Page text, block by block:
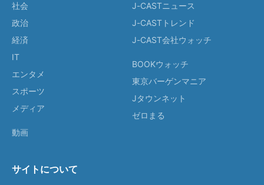
社会
政治
経済
IT
エンタメ
スポーツ
メディア
動画
J-CASTニュース
J-CASTトレンド
J-CAST会社ウォッチ
BOOKウォッチ
東京バーゲンマニア
Jタウンネット
ゼロまる
サイトについて